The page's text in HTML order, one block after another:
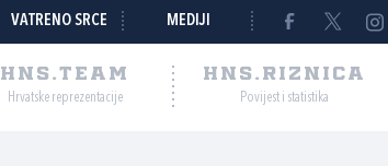
VATRENO SRCE MEDIJI
HNS.TEAM
Hrvatske reprezentacije
HNS.RIZNICA
Povijest i statistika